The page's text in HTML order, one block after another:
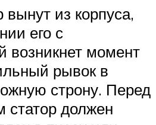
вынут из корпуса,
его с
возникнет момент
рывок в
строну. Перед
статор должен